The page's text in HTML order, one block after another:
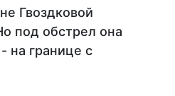
Гвоздковой
под обстрел она
на границе с